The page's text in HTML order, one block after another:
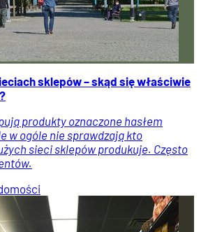
sklepów – skąd się właściwie
produkty oznaczone hasłem
w ogóle nie sprawdzają kto
sieci sklepów produkuje. Często